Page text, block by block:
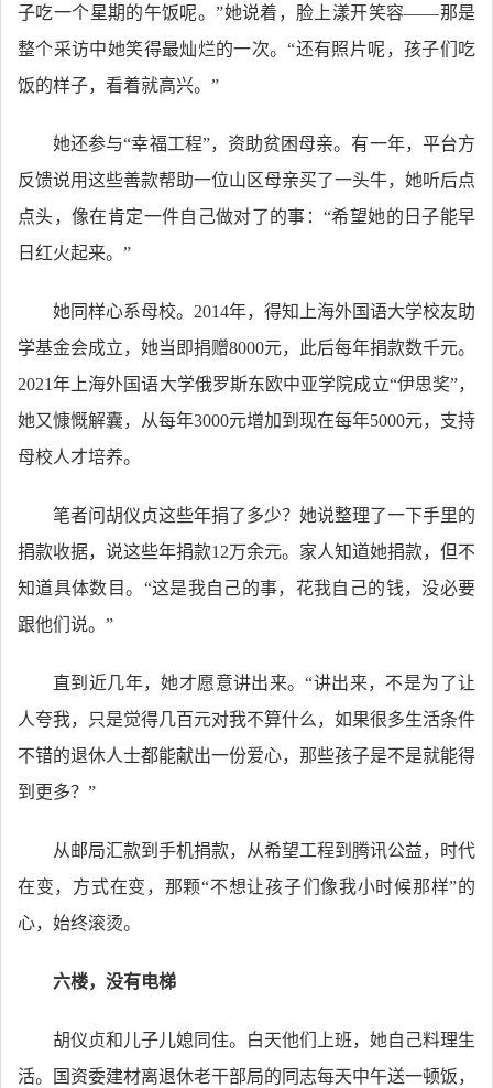
子吃一个星期的午饭呢。”她说着，脸上漾开笑容——那是
整个采访中她笑得最灿烂的一次。“还有照片呢，孩子们吃
饭的样子，看着就高兴。”
她还参与“幸福工程”，资助贫困母亲。有一年，平台方
反馈说用这些善款帮助一位山区母亲买了一头牛，她听后点
点头，像在肯定一件自己做对了的事：“希望她的日子能早
日红火起来。”
她同样心系母校。2014年，得知上海外国语大学校友助
学基金会成立，她当即捐赠8000元，此后每年捐款数千元。
2021年上海外国语大学俄罗斯东欧中亚学院成立“伊思奖”，
她又慷慨解囊，从每年3000元增加到现在每年5000元，支持
母校人才培养。
笔者问胡仪贞这些年捐了多少？她说整理了一下手里的
捐款收据，说这些年捐款12万余元。家人知道她捐款，但不
知道具体数目。“这是我自己的事，花我自己的钱，没必要
跟他们说。”
直到近几年，她才愿意讲出来。“讲出来，不是为了让
人夸我，只是觉得几百元对我不算什么，如果很多生活条件
不错的退休人士都能献出一份爱心，那些孩子是不是就能得
到更多？”
从邮局汇款到手机捐款，从希望工程到腾讯公益，时代
在变，方式在变，那颗“不想让孩子们像我小时候那样”的
心，始终滚烫。
六楼，没有电梯
胡仪贞和儿子儿媳同住。白天他们上班，她自己料理生
活。国资委建材离退休老干部局的同志每天中午送一顿饭，